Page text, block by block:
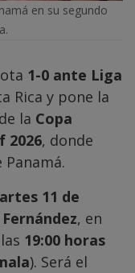
en su segundo
1-0 ante Liga
Rica y pone la
la Copa
2026, donde
Panamá.
11 de
, en
19:00 horas
). Será el